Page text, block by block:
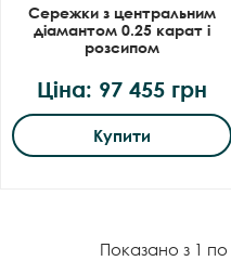
Сережки з центральним
діамантом 0.25 карат і
розсипом
Ціна: 97 455 грн
Купити
Показано з 1 по